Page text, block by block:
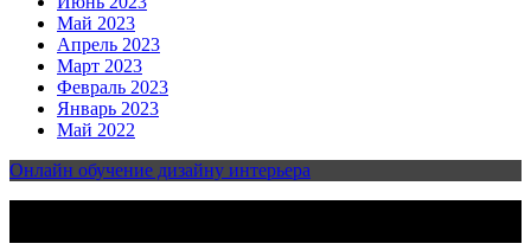
Май 2023
Апрель 2023
Март 2023
Февраль 2023
Январь 2023
Май 2022
Онлайн обучение дизайну интерьера